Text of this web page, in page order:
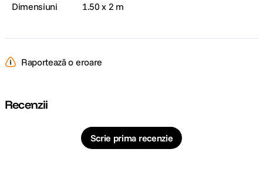
Dimensiuni 1.50 x 2 m
Raportează o eroare
Recenzii
Scrie prima recenzie